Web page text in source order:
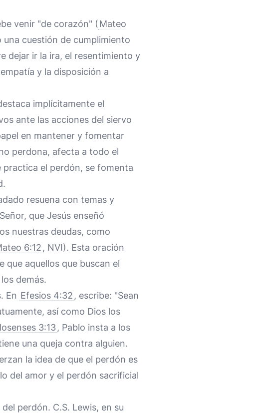
venir "de corazón" ( Mateo
cuestión de cumplimiento
dejar ir la ira, el resentimiento y
y la disposición a
implícitamente el
ante las acciones del siervo
en mantener y fomentar
perdona, afecta a todo el
el perdón, se fomenta
resuena con temas y
que Jesús enseñó
nuestras deudas, como
6:12 , NVI). Esta oración
aquellos que buscan el
demás.
En Efesios 4:32 , escribe: "Sean
así como Dios los
3:13, Pablo insta a los
una queja contra alguien.
la idea de que el perdón es
del amor y el perdón sacrificial
perdón. C.S. Lewis, en su